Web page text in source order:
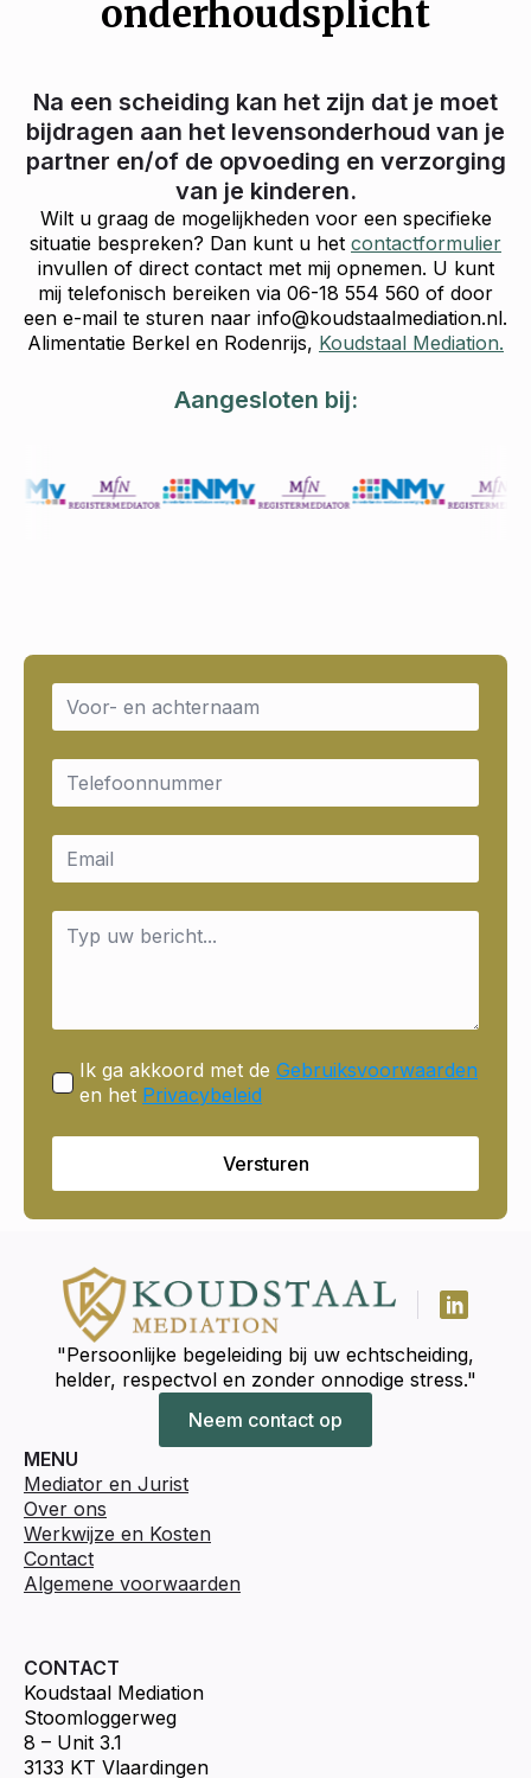
onderhoudsplicht
Na een scheiding kan het zijn dat je moet
bijdragen aan het levensonderhoud van je
partner en/of de opvoeding en verzorging
van je kinderen.
Wilt u graag de mogelijkheden voor een specifieke
situatie bespreken? Dan kunt u het contactformulier
invullen of direct contact met mij opnemen. U kunt
mij telefonisch bereiken via 06-18 554 560 of door
een e-mail te sturen naar info@koudstaalmediation.nl.
Alimentatie Berkel en Rodenrijs, Koudstaal Mediation.
Aangesloten bij:
Name
Email
Email
Message
Ik ga akkoord met de Gebruiksvoorwaarden
en het Privacybeleid
Versturen
"Persoonlijke begeleiding bij uw echtscheiding,
helder, respectvol en zonder onnodige stress."
Neem contact op
MENU
Mediator en Jurist
Over ons
Werkwijze en Kosten
Contact
Algemene voorwaarden
CONTACT
Koudstaal Mediation
Stoomloggerweg
8 – Unit 3.1
3133 KT Vlaardingen